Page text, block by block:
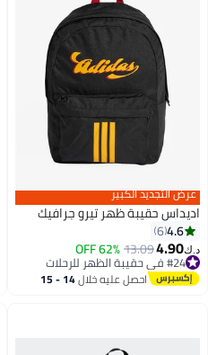
5
عرض التجديد الكبير
اديداس حقيبة ظهر تيرو جرافيك
4.6
6
د.ك‏4.90
13.09
62% OFF #24 في حقيبة الظهر للرحلات
أقل سعر في السنة
#24 في حقيبة الظهر للرحلات احصل عليه خلال 14 - 15